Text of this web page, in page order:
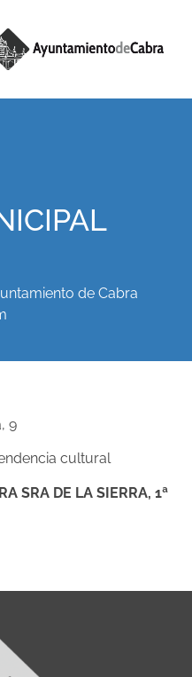
de Cabra
9
cultural
SRA DE LA SIERRA, 1ª